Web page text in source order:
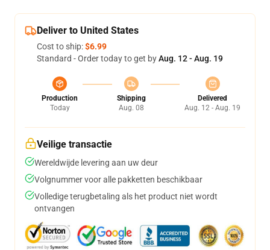
Deliver to United States
Cost to ship:$6.99
Standard - Order today to get byAug. 12 - Aug. 19
Production
Today
Shipping
Aug. 08
Delivered
Aug. 12 - Aug. 19
Veilige transactie
Wereldwijde levering aan uw deur
Volgnummer voor alle pakketten beschikbaar
Volledige terugbetaling als het product niet wordt
ontvangen